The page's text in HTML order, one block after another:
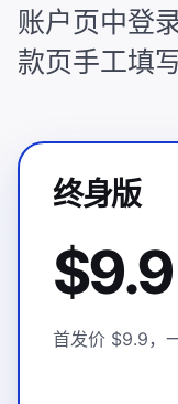
账户页中登
款页手工填
终身版
$9.9
首发价 $9.9，